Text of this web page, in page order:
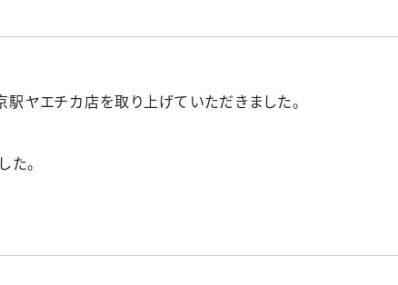
エチカ店を取り上げていただきました。
。